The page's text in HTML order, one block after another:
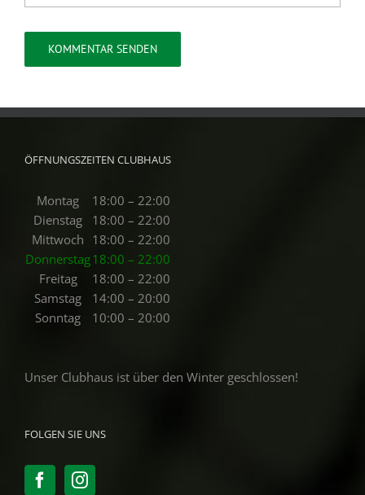
ÖFFNUNGSZEITEN CLUBHAUS
Montag
18:00 – 22:00
Dienstag
18:00 – 22:00
Mittwoch 18:00 – 22:00
Donnerstag18:00 – 22:00
Freitag
18:00 – 22:00
Samstag
14:00 – 20:00
Sonntag
10:00 – 20:00
Unser Clubhaus ist über den Winter geschlossen!
FOLGEN SIE UNS